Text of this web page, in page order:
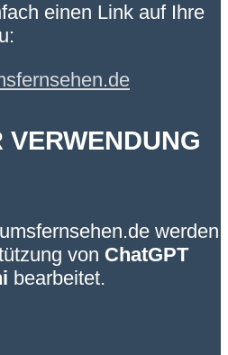
einen Link auf Ihre
VERWENDUNG
werden
von ChatGPT
bearbeitet.